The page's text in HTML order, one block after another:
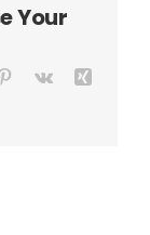
Your
Pinterest
Vk